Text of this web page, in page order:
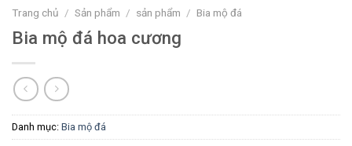
Trang chủ / Sản phẩm / sản phẩm / Bia mộ đá
Bia mộ đá hoa cương
Danh mục: Bia mộ đá